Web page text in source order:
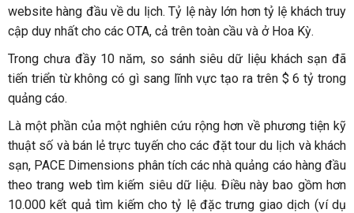
website hàng đầu về du lịch. Tỷ lệ này lớn hơn tỷ lệ khách truy
cập duy nhất cho các OTA, cả trên toàn cầu và ở Hoa Kỳ.
Trong chưa đầy 10 năm, so sánh siêu dữ liệu khách sạn đã
tiến triển từ không có gì sang lĩnh vực tạo ra trên $ 6 tỷ trong
quảng cáo.
Là một phần của một nghiên cứu rộng hơn về phương tiện kỹ
thuật số và bán lẻ trực tuyến cho các đặt tour du lịch và khách
sạn, PACE Dimensions phân tích các nhà quảng cáo hàng đầu
theo trang web tìm kiếm siêu dữ liệu. Điều này bao gồm hơn
10.000 kết quả tìm kiếm cho tỷ lệ đặc trưng giao dịch (ví dụ